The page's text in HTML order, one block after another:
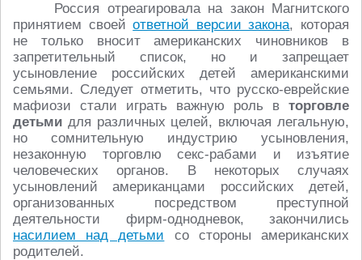
Россия отреагировала на закон Магнитского
принятием своейответной версии закона, которая
не только вносит американских чиновников в
запретительный список, но и запрещает
усыновление российских детей американскими
семьями. Следует отметить, что русско-еврейские
мафиози стали играть важную роль в торговле
детьми для различных целей, включая легальную,
но сомнительную индустрию усыновления,
незаконную торговлю секс-рабами и изъятие
человеческих органов. В некоторых случаях
усыновлений американцами российских детей,
организованных посредством преступной
деятельности фирм-однодневок, закончились
насилием над детьми со стороны американских
родителей.